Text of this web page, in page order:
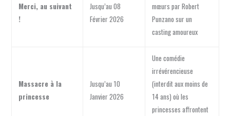
Merci, au suivant
!
Jusqu’au 08
Février 2026
mœurs par Robert
Punzano sur un
casting amoureux
Massacre à la
princesse
Jusqu’au 10
Janvier 2026
Une comédie
irrévérencieuse
(interdit aux moins de
14 ans) où les
princesses affrontent